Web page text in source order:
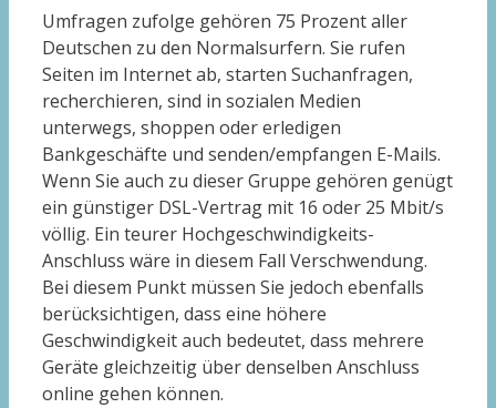
Umfragen zufolge gehören 75 Prozent aller
Deutschen zu den Normalsurfern. Sie rufen
Seiten im Internet ab, starten Suchanfragen,
recherchieren, sind in sozialen Medien
unterwegs, shoppen oder erledigen
Bankgeschäfte und senden/empfangen E-Mails.
Wenn Sie auch zu dieser Gruppe gehören genügt
ein günstiger DSL-Vertrag mit 16 oder 25 Mbit/s
völlig. Ein teurer Hochgeschwindigkeits-
Anschluss wäre in diesem Fall Verschwendung.
Bei diesem Punkt müssen Sie jedoch ebenfalls
berücksichtigen, dass eine höhere
Geschwindigkeit auch bedeutet, dass mehrere
Geräte gleichzeitig über denselben Anschluss
online gehen können.